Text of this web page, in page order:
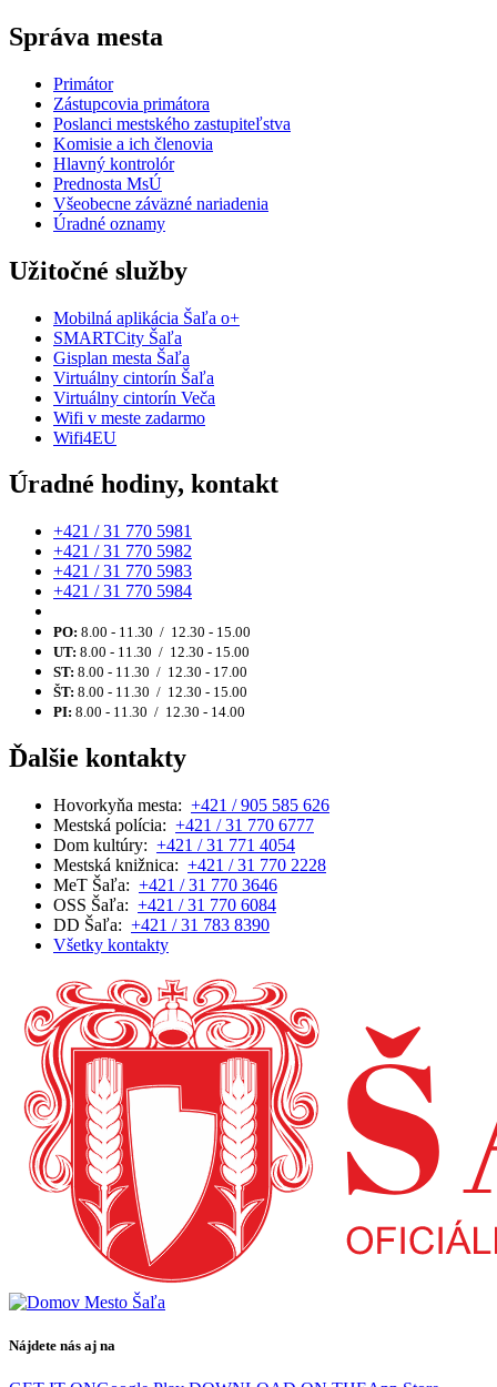
Správa mesta
Primátor
Zástupcovia primátora
Poslanci mestského zastupiteľstva
Komisie a ich členovia
Hlavný kontrolór
Prednosta MsÚ
Všeobecne záväzné nariadenia
Úradné oznamy
Užitočné služby
Mobilná aplikácia Šaľa o+
SMARTCity Šaľa
Gisplan mesta Šaľa
Virtuálny cintorín Šaľa
Virtuálny cintorín Veča
Wifi v meste zadarmo
Wifi4EU
Úradné hodiny, kontakt
+421 / 31 770 5981
+421 / 31 770 5982
+421 / 31 770 5983
+421 / 31 770 5984
PO: 8.00 - 11.30 / 12.30 - 15.00
UT: 8.00 - 11.30 / 12.30 - 15.00
ST: 8.00 - 11.30 / 12.30 - 17.00
ŠT: 8.00 - 11.30 / 12.30 - 15.00
PI: 8.00 - 11.30 / 12.30 - 14.00
Ďalšie kontakty
Hovorkyňa mesta: +421 / 905 585 626
Mestská polícia: +421 / 31 770 6777
Dom kultúry: +421 / 31 771 4054
Mestská knižnica: +421 / 31 770 2228
MeT Šaľa: +421 / 31 770 3646
OSS Šaľa: +421 / 31 770 6084
DD Šaľa: +421 / 31 783 8390
Všetky kontakty
Nájdete nás aj na